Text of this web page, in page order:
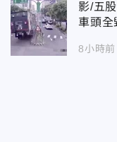
影/五
車頭全
8小時前